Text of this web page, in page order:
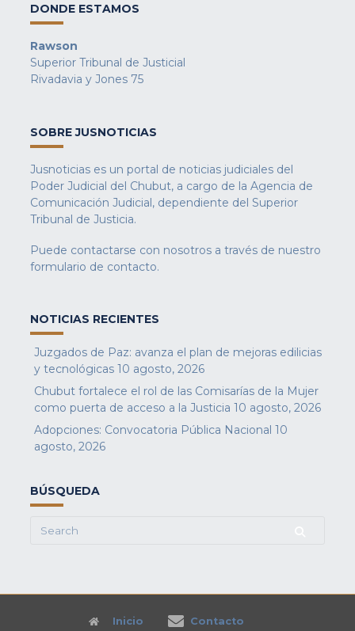
DONDE ESTAMOS
Rawson
Superior Tribunal de Justicial
Rivadavia y Jones 75
SOBRE JUSNOTICIAS
Jusnoticias es un portal de noticias judiciales del
Poder Judicial del Chubut, a cargo de la Agencia de
Comunicación Judicial, dependiente del Superior
Tribunal de Justicia.
Puede contactarse con nosotros a través de nuestro
formulario de contacto.
NOTICIAS RECIENTES
Juzgados de Paz: avanza el plan de mejoras edilicias
y tecnológicas 10 agosto, 2026
Chubut fortalece el rol de las Comisarías de la Mujer
como puerta de acceso a la Justicia 10 agosto, 2026
Adopciones: Convocatoria Pública Nacional 10
agosto, 2026
BÚSQUEDA
Search
Inicio Contacto